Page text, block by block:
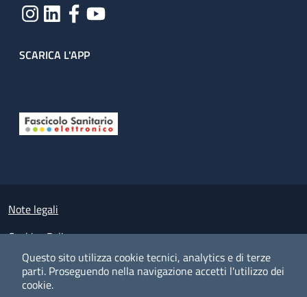
Questo sito utilizza cookie tecnici, analytics e di terze
parti. Proseguendo nella navigazione accetti l'utilizzo dei
cookie.
SCARICA L'APP
Small prints
Note legali
Cookies Policy
Policy privacy e protezione del dato personale
Albo pretorio on-line